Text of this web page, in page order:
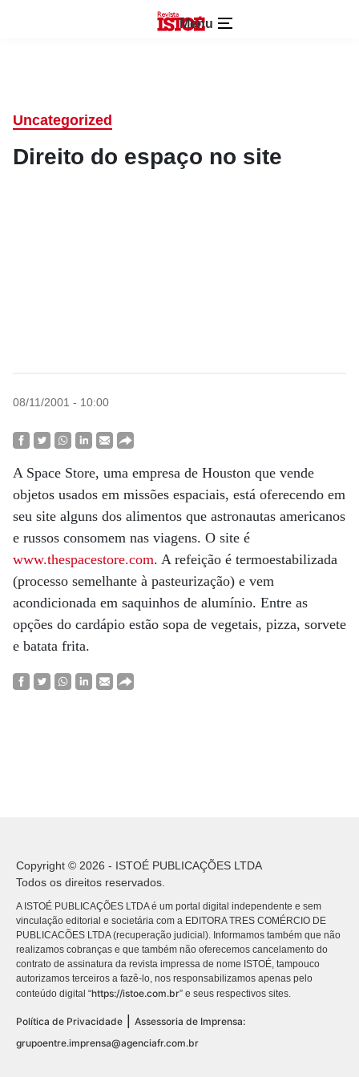
Menu
Uncategorized
Direito do espaço no site
08/11/2001 - 10:00
A Space Store, uma empresa de Houston que vende
objetos usados em missões espaciais, está oferecendo em
seu site alguns dos alimentos que astronautas americanos
e russos consomem nas viagens. O site é
www.thespacestore.com. A refeição é termoestabilizada
(processo semelhante à pasteurização) e vem
acondicionada em saquinhos de alumínio. Entre as
opções do cardápio estão sopa de vegetais, pizza, sorvete
e batata frita.
Copyright © 2026 - ISTOÉ PUBLICAÇÕES LTDA
Todos os direitos reservados.
A ISTOÉ PUBLICAÇÕES LTDA é um portal digital independente e sem
vinculação editorial e societária com a EDITORA TRES COMÉRCIO DE
PUBLICACÕES LTDA (recuperação judicial). Informamos também que não
realizamos cobranças e que também não oferecemos cancelamento do
contrato de assinatura da revista impressa de nome ISTOÉ, tampouco
autorizamos terceiros a fazê-lo, nos responsabilizamos apenas pelo
conteúdo digital “https://istoe.com.br” e seus respectivos sites.
Política de Privacidade
Assessoria de Imprensa:
grupoentre.imprensa@agenciafr.com.br